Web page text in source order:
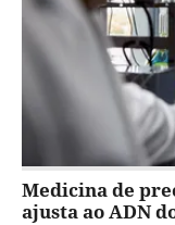
Medicina de
ajusta ao ADN